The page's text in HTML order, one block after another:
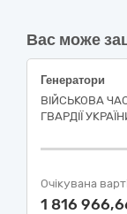
Вас може
Генератори
ВІЙСЬКОВА
ГВАРДІЇ
Очікувана
1 816